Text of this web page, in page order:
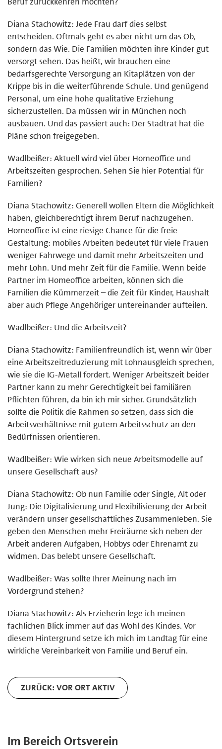
Diana Stachowitz: Jede Frau darf dies selbst
entscheiden. Oftmals geht es aber nicht um das Ob,
sondern das Wie. Die Familien möchten ihre Kinder gut
versorgt sehen. Das heißt, wir brauchen eine
bedarfsgerechte Versorgung an Kitaplätzen von der
Krippe bis in die weiterführende Schule. Und genügend
Personal, um eine hohe qualitative Erziehung
sicherzustellen. Da müssen wir in München noch
ausbauen. Und das passiert auch: Der Stadtrat hat die
Pläne schon freigegeben.
Wadlbeißer: Aktuell wird viel über Homeoffice und
Arbeitszeiten gesprochen. Sehen Sie hier Potential für
Familien?
Diana Stachowitz: Generell wollen Eltern die Möglichkeit
haben, gleichberechtigt ihrem Beruf nachzugehen.
Homeoffice ist eine riesige Chance für die freie
Gestaltung: mobiles Arbeiten bedeutet für viele Frauen
weniger Fahrwege und damit mehr Arbeitszeiten und
mehr Lohn. Und mehr Zeit für die Familie. Wenn beide
Partner im Homeoffice arbeiten, können sich die
Familien die Kümmerzeit – die Zeit für Kinder, Haushalt
aber auch Pflege Angehöriger untereinander aufteilen.
Wadlbeißer: Und die Arbeitszeit?
Diana Stachowitz: Familienfreundlich ist, wenn wir über
eine Arbeitszeitreduzierung mit Lohnausgleich sprechen,
wie sie die IG-Metall fordert. Weniger Arbeitszeit beider
Partner kann zu mehr Gerechtigkeit bei familiären
Pflichten führen, da bin ich mir sicher. Grundsätzlich
sollte die Politik die Rahmen so setzen, dass sich die
Arbeitsverhältnisse mit gutem Arbeitsschutz an den
Bedürfnissen orientieren.
Wadlbeißer: Wie wirken sich neue Arbeitsmodelle auf
unsere Gesellschaft aus?
Diana Stachowitz: Ob nun Familie oder Single, Alt oder
Jung: Die Digitalisierung und Flexibilisierung der Arbeit
verändern unser gesellschaftliches Zusammenleben. Sie
geben den Menschen mehr Freiräume sich neben der
Arbeit anderen Aufgaben, Hobbys oder Ehrenamt zu
widmen. Das belebt unsere Gesellschaft.
Wadlbeißer: Was sollte Ihrer Meinung nach im
Vordergrund stehen?
Diana Stachowitz: Als Erzieherin lege ich meinen
fachlichen Blick immer auf das Wohl des Kindes. Vor
diesem Hintergrund setze ich mich im Landtag für eine
wirkliche Vereinbarkeit von Familie und Beruf ein.
ZURÜCK: VOR ORT AKTIV
Im Bereich Ortsverein